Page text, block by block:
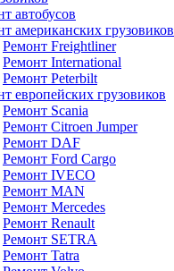
автобусов
американских грузовиков
Ремонт Freightliner
Ремонт International
Ремонт Peterbilt
европейских грузовиков
Ремонт Scania
Ремонт Citroen Jumper
Ремонт DAF
Ремонт Ford Cargo
Ремонт IVECO
Ремонт MAN
Ремонт Mercedes
Ремонт Renault
Ремонт SETRA
Ремонт Tatra